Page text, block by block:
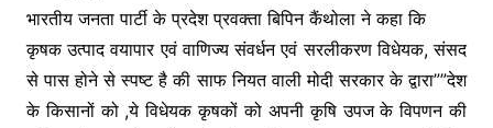
भारतीय जनता पार्टी के प्रदेश प्रवक्ता बिपिन कैंथोला ने कहा कि
कृषक उत्पाद वयापार एवं वाणिज्य संवर्धन एवं सरलीकरण विधेयक, संसद
से पास होने से स्पष्ट है की साफ नियत वाली मोदी सरकार के द्वारा””देश
के किसानों को ,ये विधेयक कृषकों को अपनी कृषि उपज के विपणन की